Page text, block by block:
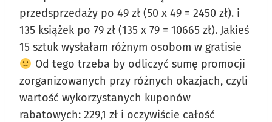
przedsprzedaży po 49 zł (50 x 49 = 2450 zł). i
135 książek po 79 zł (135 x 79 = 10665 zł). Jakieś
15 sztuk wysłałam różnym osobom w gratisie
Od tego trzeba by odliczyć sumę promocji
zorganizowanych przy różnych okazjach, czyli
wartość wykorzystanych kuponów
rabatowych: 229,1 zł i oczywiście całość